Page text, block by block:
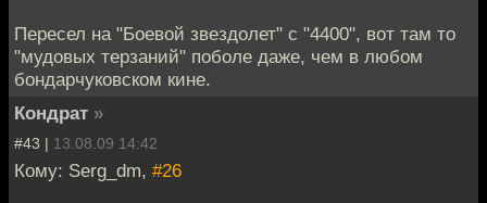
Пересел на "Боевой звездолет" с "4400", вот там то
"мудовых терзаний" поболе даже, чем в любом
бондарчуковском кине.
Кондрат »
#43 | 13.08.09 14:42
Кому: Serg_dm, #26